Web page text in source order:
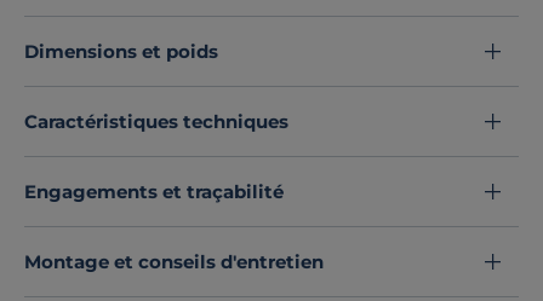
terres, pour se coordonner avec toutes vos parures
fantaisies.
Dimensions et poids
Caractéristiques techniques
Engagements et traçabilité
Montage et conseils d'entretien